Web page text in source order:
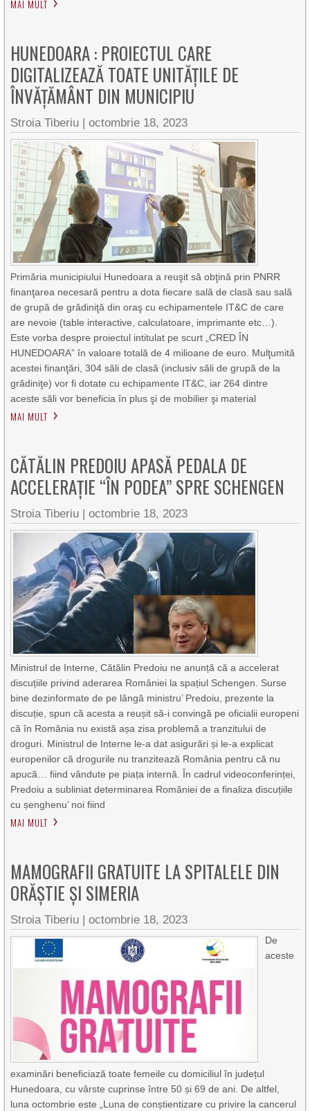
MAI MULT
HUNEDOARA : PROIECTUL CARE
DIGITALIZEAZĂ TOATE UNITĂŢILE DE
ÎNVĂŢĂMÂNT DIN MUNICIPIU
Stroia Tiberiu |octombrie 18, 2023
Primăria municipiului Hunedoara a reuşit să obţină prin PNRR
finanţarea necesară pentru a dota fiecare sală de clasă sau sală
de grupă de grădiniţă din oraş cu echipamentele IT&C de care
are nevoie (table interactive, calculatoare, imprimante etc…).
Este vorba despre proiectul intitulat pe scurt „CRED ÎN
HUNEDOARA” în valoare totală de 4 milioane de euro. Mulţumită
acestei finanţări, 304 săli de clasă (inclusiv săli de grupă de la
grădiniţe) vor fi dotate cu echipamente IT&C, iar 264 dintre
aceste săli vor beneficia în plus şi de mobilier şi material
MAI MULT
CĂTĂLIN PREDOIU APASĂ PEDALA DE
ACCELERAȚIE “ÎN PODEA” SPRE SCHENGEN
Stroia Tiberiu |octombrie 18, 2023
Ministrul de Interne, Cătălin Predoiu ne anunță că a accelerat
discuțiile privind aderarea României la spațiul Schengen. Surse
bine dezinformate de pe lângă ministru’ Predoiu, prezente la
discuție, spun că acesta a reușit să-i convingă pe oficialii europeni
că în România nu există așa zisa problemă a tranzitului de
droguri. Ministrul de Interne le-a dat asigurări și le-a explicat
europenilor că drogurile nu tranzitează România pentru că nu
apucă… fiind vândute pe piața internă. În cadrul videoconferinței,
Predoiu a subliniat determinarea României de a finaliza discuțiile
cu șenghenu’ noi fiind
MAI MULT
MAMOGRAFII GRATUITE LA SPITALELE DIN
ORĂȘTIE ȘI SIMERIA
Stroia Tiberiu |octombrie 18, 2023
De
aceste
examinări beneficiază toate femeile cu domiciliul în județul
Hunedoara, cu vârste cuprinse între 50 și 69 de ani. De altfel,
luna octombrie este „Luna de conștientizare cu privire la cancerul